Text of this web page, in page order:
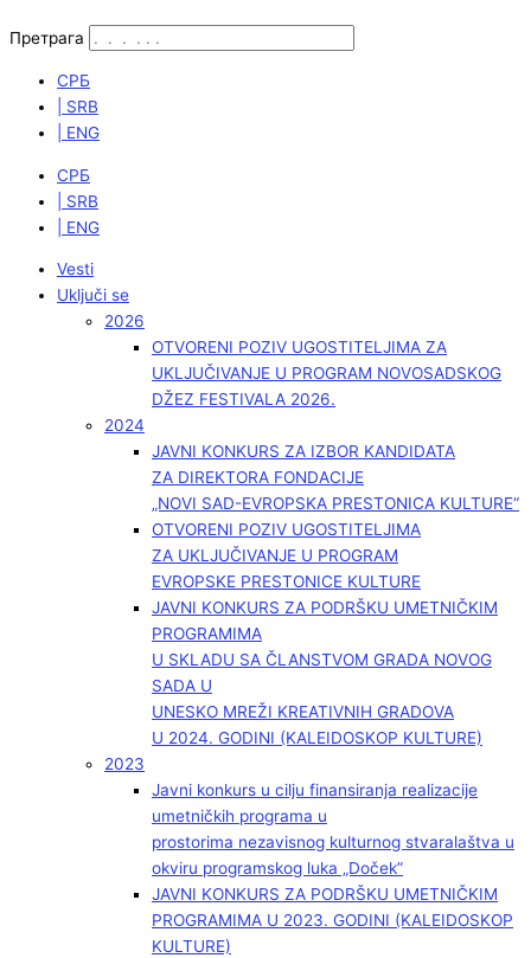
Претрага
СРБ
| SRB
| ENG
СРБ
| SRB
| ENG
Vesti
Uključi se
2026
OTVORENI POZIV UGOSTITELJIMA ZA
UKLJUČIVANJE U PROGRAM NOVOSADSKOG
DŽEZ FESTIVALA 2026.
2024
JAVNI KONKURS ZA IZBOR KANDIDATA
ZA DIREKTORA FONDACIJE
„NOVI SAD-EVROPSKA PRESTONICA KULTURE“
OTVORENI POZIV UGOSTITELJIMA
ZA UKLJUČIVANJE U PROGRAM
EVROPSKE PRESTONICE KULTURE
JAVNI KONKURS ZA PODRŠKU UMETNIČKIM
PROGRAMIMA
U SKLADU SA ČLANSTVOM GRADA NOVOG
SADA U
UNESKO MREŽI KREATIVNIH GRADOVA
U 2024. GODINI (KALEIDOSKOP KULTURE)
2023
Javni konkurs u cilju finansiranja realizacije
umetničkih programa u
prostorima nezavisnog kulturnog stvaralaštva u
okviru programskog luka „Doček”
JAVNI KONKURS ZA PODRŠKU UMETNIČKIM
PROGRAMIMA U 2023. GODINI (KALEIDOSKOP
KULTURE)